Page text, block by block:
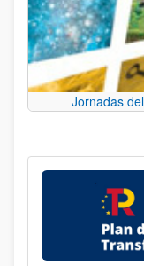
Jornadas